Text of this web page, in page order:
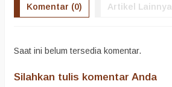
Komentar (0) Artikel Lainnya
Saat ini belum tersedia komentar.
Silahkan tulis komentar Anda